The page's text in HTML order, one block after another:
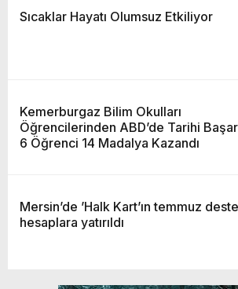
Sıcaklar Hayatı Olumsuz Etkiliyor
Kemerburgaz Bilim Okulları
Öğrencilerinden ABD’de Tarihi
6 Öğrenci 14 Madalya Kazandı
Mersin’de ’Halk Kart’ın temmuz
hesaplara yatırıldı